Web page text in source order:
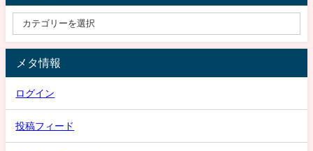
メタ情報
ログイン
投稿フィード